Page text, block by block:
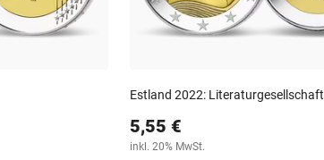
Estland 2022: Literaturgesellschaft
5,55 €
inkl. 20% MwSt.